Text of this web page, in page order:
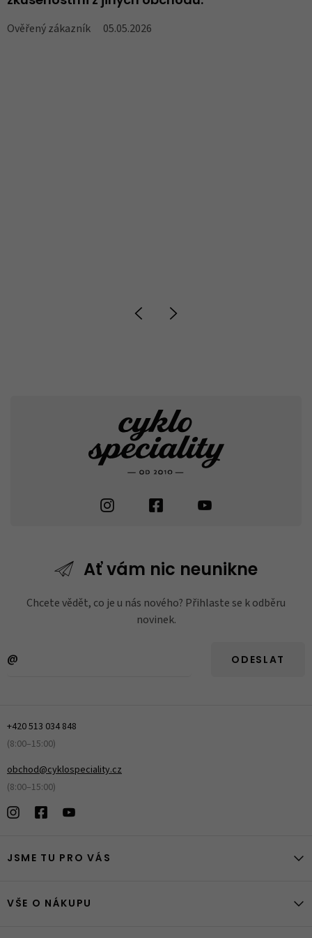
Ověřený zákazník 05.05.2026
Ať vám nic neunikne
Chcete vědět, co je u nás nového? Přihlaste se k odběru
novinek.
ODESLAT
+420 513 034 848
(8:00–15:00)
obchod@cyklospeciality.cz
(8:00–15:00)
JSME TU PRO VÁS
VŠE O NÁKUPU